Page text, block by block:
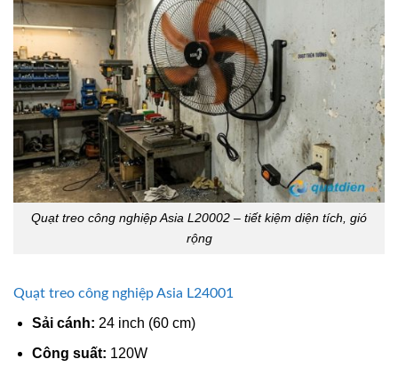
Quạt treo công nghiệp Asia L20002 – tiết kiệm diện tích, gió
rộng
Quạt treo công nghiệp Asia L24001
Sải cánh: 24 inch (60 cm)
Công suất: 120W